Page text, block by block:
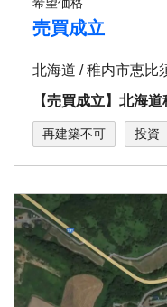
売買成立
北海道 / 稚内市恵比
【売買成立】北海
再建築不可 投資